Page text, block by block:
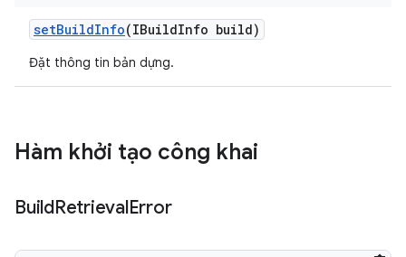
setBuildInfo(IBuildInfo build)
Đặt thông tin bản dựng.
Hàm khởi tạo công khai
BuildRetrievalError